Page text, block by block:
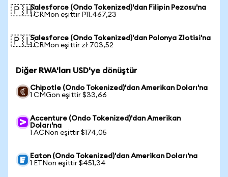
🇵🇭Salesforce (Ondo Tokenized)'dan Filipin Pezosu'na
1 CRMon eşittir ₱11.467,23
🇵🇱Salesforce (Ondo Tokenized)'dan Polonya Zlotisi'na
1 CRMon eşittir zł 703,52
Diğer RWA'ları USD'ye dönüştür
Chipotle (Ondo Tokenized)'dan Amerikan Doları'na
1 CMGon eşittir $33,66
Accenture (Ondo Tokenized)'dan Amerikan
Doları'na
1 ACNon eşittir $174,05
Eaton (Ondo Tokenized)'dan Amerikan Doları'na
1 ETNon eşittir $451,34